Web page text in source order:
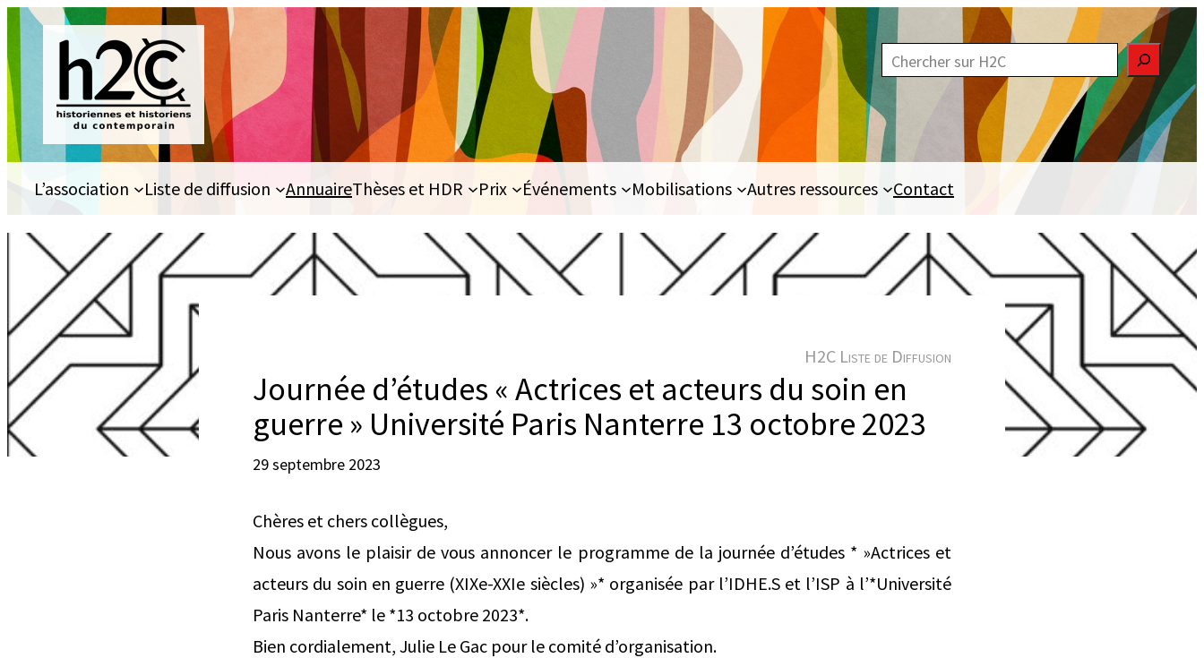
Aller
au
contenu
c
h
e
c
L’association Liste de diffusion AnnuaireThèses et HDR Prix Événements Mobilisations Autres ressources Contact
H2C Liste de Diffusion
Journée d’études « Actrices et acteurs du soin en
guerre » Université Paris Nanterre 13 octobre 2023
29 septembre 2023
Chères et chers collègues,
Nous avons le plaisir de vous annoncer le programme de la journée d’études * »Actrices et
acteurs du soin en guerre (XIXe-XXIe siècles) »* organisée par l’IDHE.S et l’ISP à l’*Université
Paris Nanterre* le *13 octobre 2023*.
Bien cordialement, Julie Le Gac pour le comité d’organisation.